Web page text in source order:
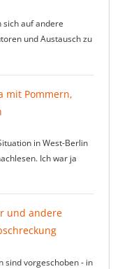
sich auf andere
und Austausch zu
mit Pommern,
in West-Berlin
Ich war ja
und andere
sind vorgeschoben - in